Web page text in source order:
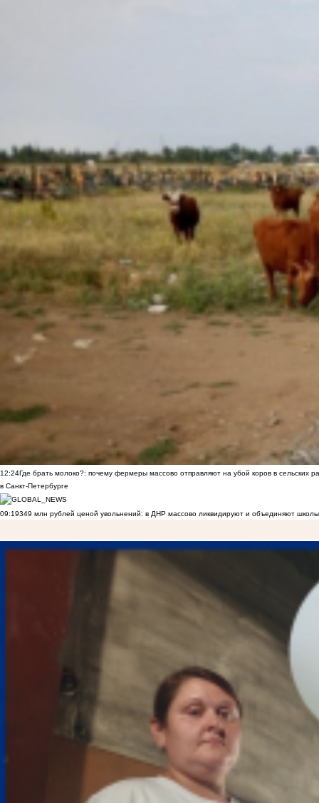
12:24Где брать молоко?: почему фермеры массово отправляют на убой коров в сельских
в Санкт-Петербурге
09:19349 млн рублей ценой увольнений: в ДНР массово ликвидируют и объединяют